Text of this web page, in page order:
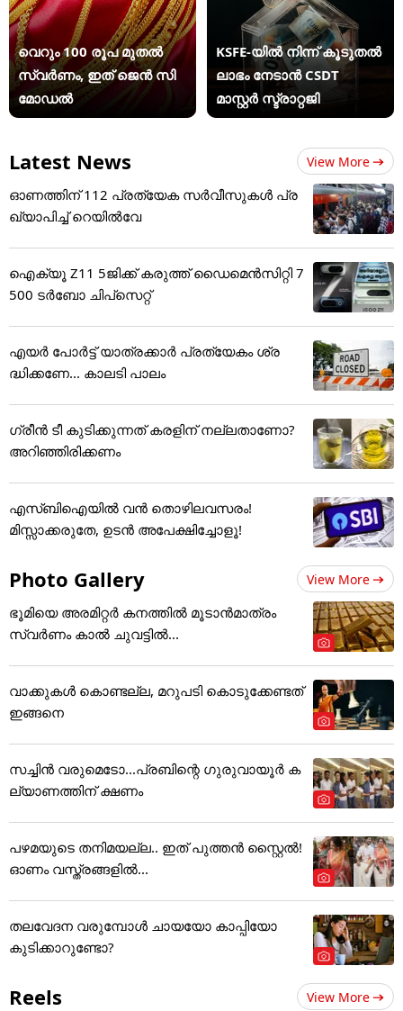
വെറും 100 രൂപ മുതല്‍
സ്വർണം, ഇത് ജെൻ സി
മോഡൽ
KSFE-യില്‍ നിന്ന് കൂടുതല്‍
ലാഭം നേടാന്‍ CSDT
മാസ്റ്റര്‍ സ്ട്രാറ്റജി
Latest News View More
ഓണത്തിന് 112 പ്രത്യേക സർവീസുകൾ പ്ര
ഖ്യാപിച്ച് റെയിൽവേ
ഐക്യൂ Z11 5ജിക്ക് കരുത്ത് ഡൈമെൻസിറ്റി 7
500 ടർബോ ചിപ്‌സെറ്റ്
എയർ പോർട്ട് യാത്രക്കാർ പ്രത്യേകം ശ്ര
ദ്ധിക്കണേ... കാലടി പാലം
ഗ്രീൻ ടീ കുടിക്കുന്നത് കരളിന് നല്ലതാണോ?
അറിഞ്ഞിരിക്കണം
എസ്ബിഐയിൽ വൻ തൊഴിലവസരം!
മിസ്സാക്കരുതേ, ഉടൻ അപേക്ഷിച്ചോളൂ!
Photo Gallery View More
ഭൂമിയെ അരമിറ്റർ കനത്തിൽ മൂടാൻമാത്രം
സ്വർണം കാൽ ചുവട്ടിൽ...
വാക്കുകൾ കൊണ്ടല്ല, മറുപടി കൊടുക്കേണ്ടത്
ഇങ്ങനെ
സച്ചിന്‍ വരുമെടോ...പ്രബിന്റെ ഗുരുവായൂര്‍ ക
ല്യാണത്തിന് ക്ഷണം
പഴമയുടെ തനിമയല്ല.. ഇത് പുത്തൻ സ്റ്റൈൽ!
ഓണം വസ്ത്രങ്ങളിൽ...
തലവേദന വരുമ്പോൾ ചായയോ കാപ്പിയോ
കുടിക്കാറുണ്ടോ?
Reels View More